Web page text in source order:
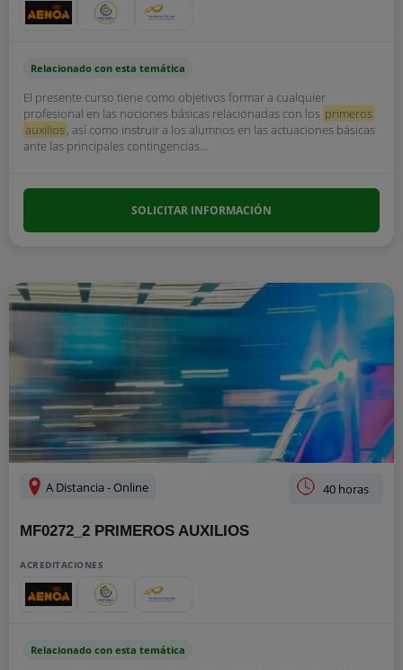
Relacionado con esta temática
El presente curso tiene como objetivos formar a cualquier
profesional en las nociones básicas relacionadas con los primeros
auxilios, así como instruir a los alumnos en las actuaciones básicas
ante las principales contingencias...
SOLICITAR INFORMACIÓN
A Distancia - Online 40 horas
MF0272_2 PRIMEROS AUXILIOS
ACREDITACIONES
Relacionado con esta temática